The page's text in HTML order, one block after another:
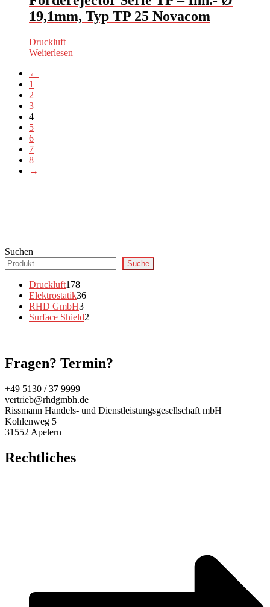
19,1mm, Typ TP 25 Novacom
Druckluft
Weiterlesen
←
1
2
3
4
5
6
7
8
→
Suchen
Suche
Druckluft178178
Produkte
Elektrostatik3636
RHD GmbH33
Produkte
Surface Shield2
Fragen? Termin?
+49 5130 / 37 9999
vertrieb@rhdgmbh.de
Rissmann Handels- und Dienstleistungsgesellschaft mbH
Kohlenweg 5
31552 Apelern
Rechtliches